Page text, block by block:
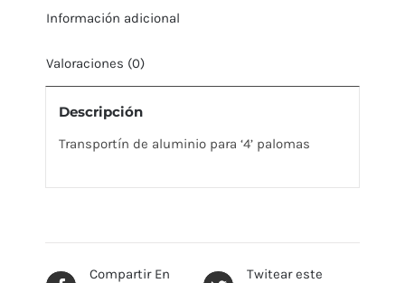
Información adicional
Valoraciones (0)
Descripción
Transportín de aluminio para ‘4’ palomas
Compartir En
Twitear este